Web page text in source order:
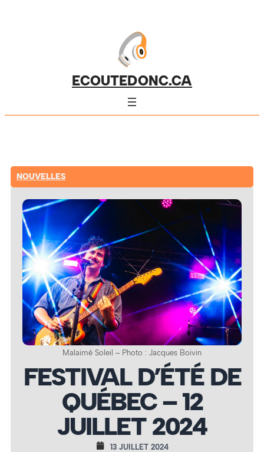
ECOUTEDONC.CA
NOUVELLES
Malaimé Soleil – Photo : Jacques Boivin
FESTIVAL D’ÉTÉ DE
QUÉBEC – 12
JUILLET 2024
13 JUILLET 2024